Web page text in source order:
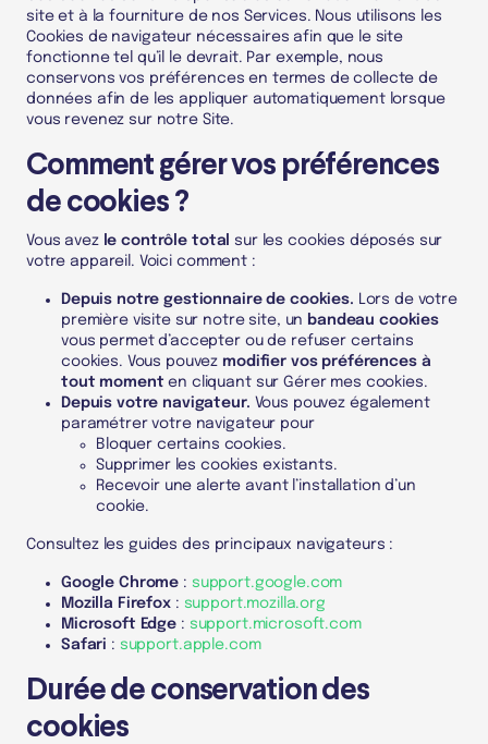
site et à la fourniture de nos Services. Nous utilisons les
Cookies de navigateur nécessaires afin que le site
fonctionne tel qu’il le devrait. Par exemple, nous
conservons vos préférences en termes de collecte de
données afin de les appliquer automatiquement lorsque
vous revenez sur notre Site.
Comment gérer vos préférences
de cookies ?
Vous avez le contrôle total
sur les cookies déposés sur
votre appareil. Voici comment :
Depuis notre gestionnaire de cookies. Lors de votre
première visite sur notre site, un bandeau cookies
vous permet d’accepter ou de refuser certains
cookies. Vous pouvez modifier vos préférences à
tout moment en cliquant sur Gérer mes cookies.
Depuis votre navigateur. Vous pouvez également
paramétrer votre navigateur pour
Bloquer certains cookies.
Supprimer les cookies existants.
Recevoir une alerte avant l’installation d’un
cookie.
Consultez les guides des principaux navigateurs :
Google Chrome : support.google.com
Mozilla Firefox: support.mozilla.org
Microsoft Edge : support.microsoft.com
Safari : support.apple.com
Durée de conservation des
cookies